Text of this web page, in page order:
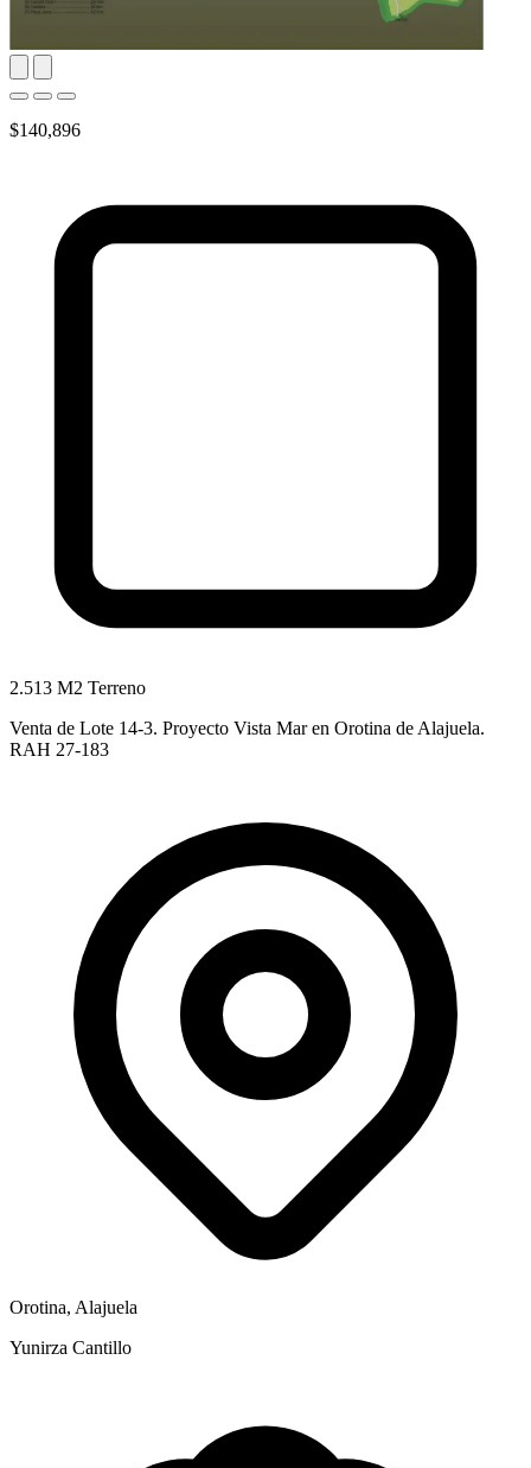
$140,896
2.513 M2 Terreno
Venta de Lote 14-3. Proyecto Vista Mar en Orotina de Alajuela.
RAH 27-183
Orotina, Alajuela
Yunirza Cantillo